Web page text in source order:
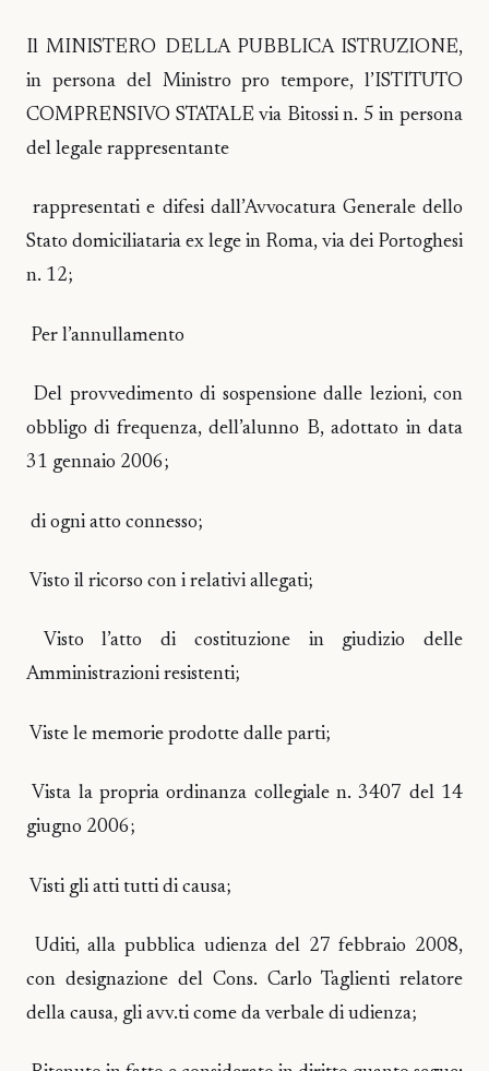
Il MINISTERO DELLA PUBBLICA ISTRUZIONE,
in persona del Ministro pro tempore, l’ISTITUTO
COMPRENSIVO STATALE via Bitossi n. 5 in persona
del legale rappresentante
rappresentati e difesi dall’Avvocatura Generale dello
Stato domiciliataria ex lege in Roma, via dei Portoghesi
n. 12;
Per l’annullamento
Del provvedimento di sospensione dalle lezioni, con
obbligo di frequenza, dell’alunno B, adottato in data
31 gennaio 2006;
di ogni atto connesso;
Visto il ricorso con i relativi allegati;
Visto l’atto di costituzione in giudizio delle
Amministrazioni resistenti;
Viste le memorie prodotte dalle parti;
Vista la propria ordinanza collegiale n. 3407 del 14
giugno 2006;
Visti gli atti tutti di causa;
Uditi, alla pubblica udienza del 27 febbraio 2008,
con designazione del Cons. Carlo Taglienti relatore
della causa, gli avv.ti come da verbale di udienza;